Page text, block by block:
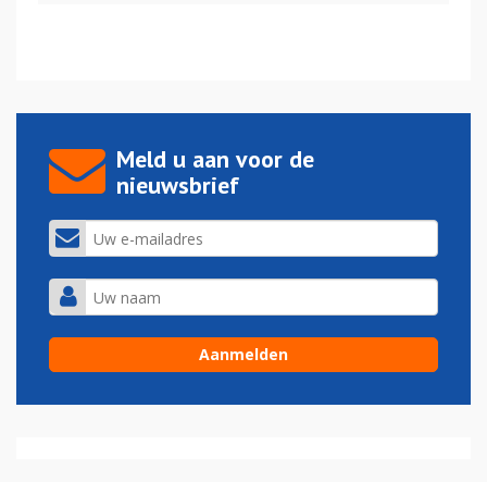
Meld u aan voor de
nieuwsbrief